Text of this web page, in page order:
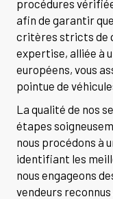
procédures
afin de garantir
critères stricts de
expertise, alliée à
européens, vous
pointue de
La qualité de nos
étapes
nous procédons à
identifiant les
nous engageons
vendeurs